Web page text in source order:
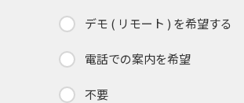
デモ ( リモート ) を希望する
電話での案内を希望
不要